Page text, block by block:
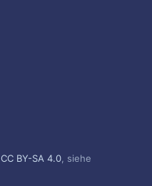
CC BY-SA 4.0, siehe